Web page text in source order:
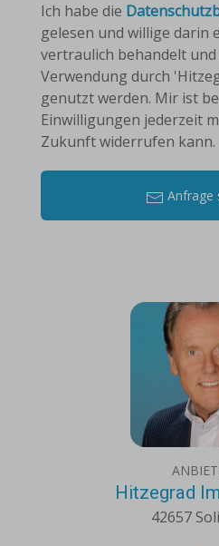
Ich habe die
gelesen und willige darin
vertraulich behandelt
Verwendung durch
genutzt werden. Mir ist
Einwilligungen jederzeit
Zukunft widerrufen kann.
Anfrage
Hitzegrad
42657